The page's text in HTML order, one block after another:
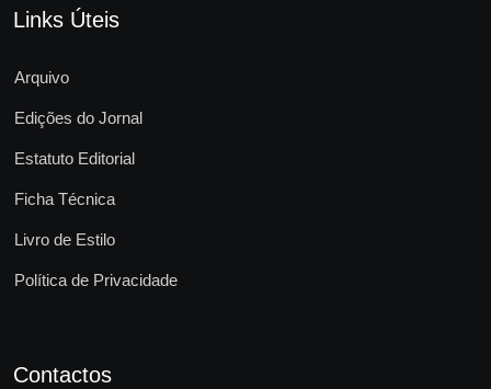
Links Úteis
Arquivo
Edições do Jornal
Estatuto Editorial
Ficha Técnica
Livro de Estilo
Política de Privacidade
Contactos